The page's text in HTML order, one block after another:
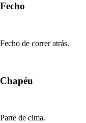
Fecho
Fecho de correr atrás.
Chapéu
Parte de cima.